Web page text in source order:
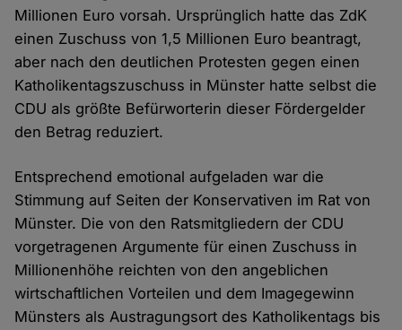
Millionen Euro vorsah. Ursprünglich hatte das ZdK
einen Zuschuss von 1,5 Millionen Euro beantragt,
aber nach den deutlichen Protesten gegen einen
Katholikentagszuschuss in Münster hatte selbst die
CDU als größte Befürworterin dieser Fördergelder
den Betrag reduziert.
Entsprechend emotional aufgeladen war die
Stimmung auf Seiten der Konservativen im Rat von
Münster. Die von den Ratsmitgliedern der CDU
vorgetragenen Argumente für einen Zuschuss in
Millionenhöhe reichten von den angeblichen
wirtschaftlichen Vorteilen und dem Imagegewinn
Münsters als Austragungsort des Katholikentags bis